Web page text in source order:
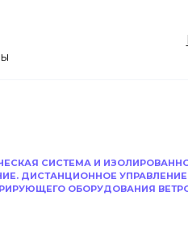
СИСТЕМА И
ДИСТАНЦИОННОЕ
ОБОРУДОВАНИЯ